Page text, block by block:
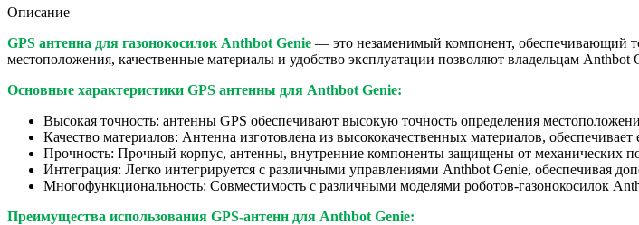
Описание
GPS антенна для газонокосилок Anthbot Genie — это незаменимый компонент, обеспечивающий
местоположения, качественные материалы и удобство эксплуатации позволяют владельцам Anthbot
Основные характеристики GPS антенны для Anthbot Genie:
Высокая точность: антенны GPS обеспечивают высокую точность определения
Качество материалов: Антенна изготовлена ​​из высококачественных материалов,
Прочность: Прочный корпус, антенны, внутренние компоненты защищены от механических
Интеграция: Легко интегрируется с различными управлениями Anthbot Genie, обеспечивая
Многофункциональность: Совместимость с различными моделями роботов-газонокосилок
Преимущества использования GPS-антенн для Anthbot Genie: